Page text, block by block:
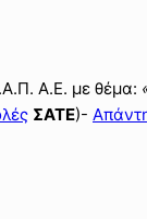
Α.Ε. με θέμα:
ΣΑΤΕ)-